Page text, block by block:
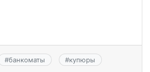
#банкоматы #купюры